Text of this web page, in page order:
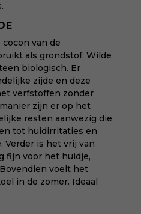
van de
als grondstof. Wilde
biologisch. Er
zijde en deze
verfstoffen zonder
zijn er op het
resten aanwezig die
tot huidirritaties en
Verder is het vrij van
fijn voor het huidje,
voelt het
in de zomer. Ideaal